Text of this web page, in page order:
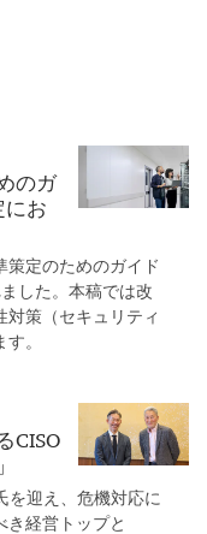
のガ
にお
定のためのガイド
した。本稿では改
策（セキュリティ
。
CISO
を迎え、危機対応に
き経営トップと